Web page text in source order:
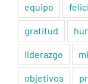
equipo
gratitud
liderazgo
objetivos